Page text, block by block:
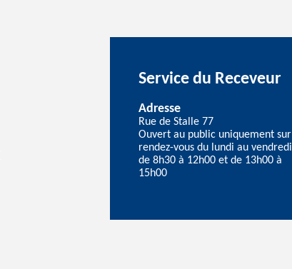
Service du Receveur
Adresse
Rue de Stalle 77
Ouvert au public uniquement sur
rendez-vous du lundi au vendredi
de 8h30 à 12h00 et de 13h00 à
15h00